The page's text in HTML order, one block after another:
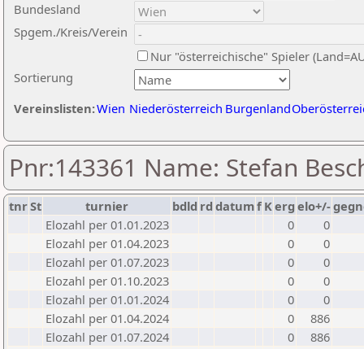
Sortierung
Bundesland
Spgem./Kreis/Verein
Nur "österreichische" Spieler
Vereinslisten:Wien Niederösterreich Burgenland
Pnr:143361 Name: Stefan
tnrSt turnier bdld rd datumf Kerg elo+/-
Elozahl per 01.01.2023
0
0
Elozahl per 01.04.2023
0
0
Elozahl per 01.07.2023
0
0
Elozahl per 01.10.2023
0
0
Elozahl per 01.01.2024
0
0
Elozahl per 01.04.2024
0
886
Elozahl per 01.07.2024
0
886